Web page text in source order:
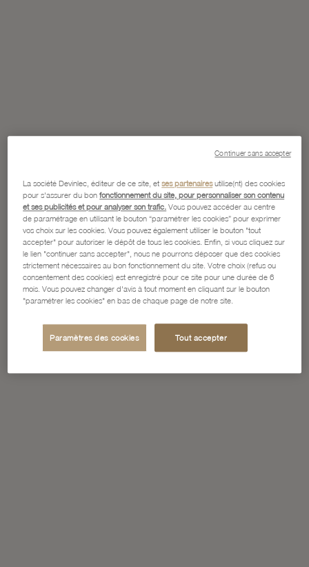
La société Devinlec, éditeur de ce site, etses partenairesutilise(nt) des cookies
pour s'assurer du bonfonctionnement du site, pour personnaliser son contenu
et ses publicités et pour analyser son trafic. Vous pouvez accéder au centre
de paramétrage en utilisant le bouton “paramétrer les cookies” pour exprimer
vos choix sur les cookies. Vous pouvez également utiliser le bouton "tout
accepter" pour autoriser le dépôt de tous les cookies. Enfin, si vous cliquez sur
le lien "continuer sans accepter", nous ne pourrons déposer que des cookies
strictement nécessaires au bon fonctionnement du site. Votre choix (refus ou
consentement des cookies) est enregistré pour ce site pour une durée de 6
mois. Vous pouvez changer d'avis à tout moment en cliquant sur le bouton
"paramétrer les cookies" en bas de chaque page de notre site.
Paramètres des cookies Tout accepter
Continuer sans accepter